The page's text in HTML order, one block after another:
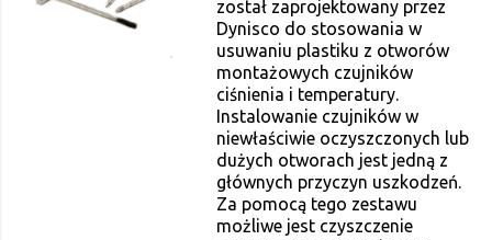
został zaprojektowany przez
Dynisco do stosowania w
usuwaniu plastiku z otworów
montażowych czujników
ciśnienia i temperatury.
Instalowanie czujników w
niewłaściwie oczyszczonych lub
dużych otworach jest jedną z
głównych przyczyn uszkodzeń.
Za pomocą tego zestawu
możliwe jest czyszczenie